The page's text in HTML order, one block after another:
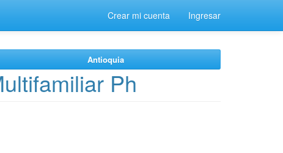
Crear mi cuenta Ingresar
Antioquia
Ph